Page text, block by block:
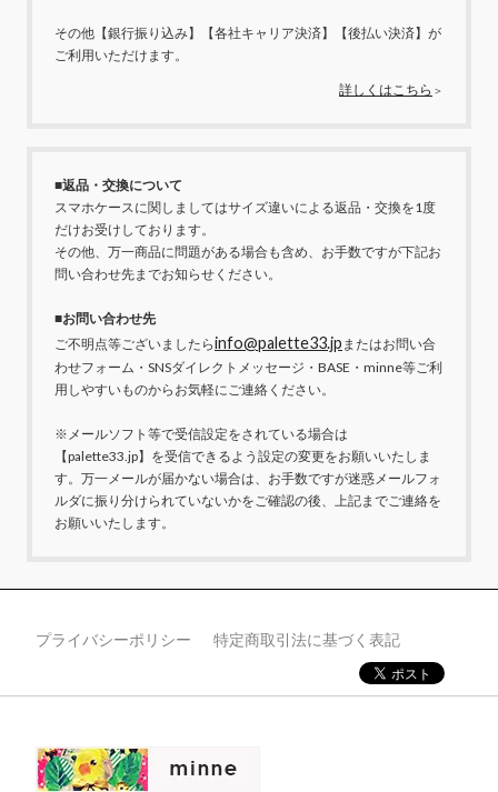
その他【銀行振り込み】【各社キャリア決済】【後払い決済】が
ご利用いただけます。
詳しくはこちら ＞
■返品・交換について
スマホケースに関しましてはサイズ違いによる返品・交換を1度
だけお受けしております。
その他、万一商品に問題がある場合も含め、お手数ですが下記お
問い合わせ先までお知らせください。
■お問い合わせ先
ご不明点等ございましたらinfo@palette33.jp またはお問い合
わせフォーム・SNSダイレクトメッセージ・BASE・minne等ご利
用しやすいものからお気軽にご連絡ください。
※メールソフト等で受信設定をされている場合は
【palette33.jp】を受信できるよう設定の変更をお願いいたしま
す。万一メールが届かない場合は、お手数ですが迷惑メールフォ
ルダに振り分けられていないかをご確認の後、上記までご連絡を
お願いいたします。
プライバシーポリシー 特定商取引法に基づく表記